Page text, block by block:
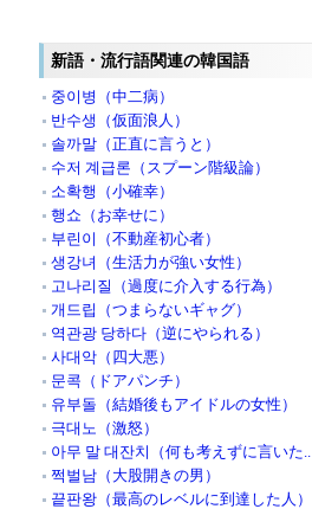
新語・流行語関連の韓国語
중이병（中二病）
반수생（仮面浪人）
솔까말（正直に言うと）
수저 계급론（スプーン階級論）
소확행（小確幸）
행쇼（お幸せに）
부린이（不動産初心者）
생강녀（生活力が強い女性）
고나리질（過度に介入する行為）
개드립（つまらないギャグ）
역관광 당하다（逆にやられる）
사대악（四大悪）
문콕（ドアパンチ）
유부돌（結婚後もアイドルの女性）
극대노（激怒）
아무 말 대잔치（何も考えずに言いた..
쩍벌남（大股開きの男）
끝판왕（最高のレベルに到達した人）